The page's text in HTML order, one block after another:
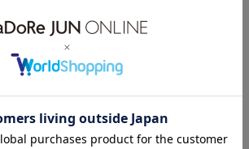
フェイクファーショート
¥15,290
NEW! 予約
ャギーショートコート
¥10,989
NEW! 予約